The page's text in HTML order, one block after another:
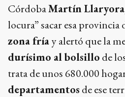
CórdobaMartín
locura” sacar esa provincia
zona fríay alertó que la
durísimo al bolsillo de
trata de unos 680.000
departamentos de ese